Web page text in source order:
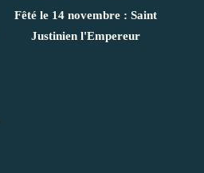
Fêté le 14 novembre : Saint
Justinien l'Empereur